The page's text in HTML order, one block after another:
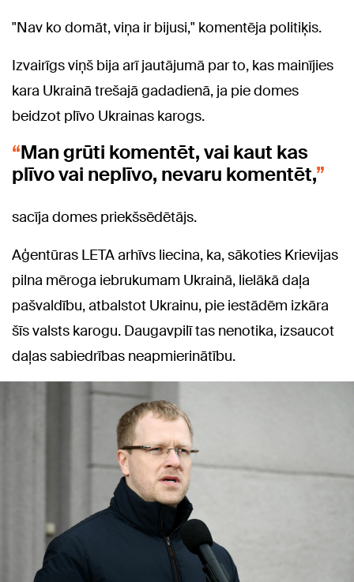
"Nav ko domāt, viņa ir bijusi," komentēja politiķis.
Izvairīgs viņš bija arī jautājumā par to, kas mainījies
kara Ukrainā trešajā gadadienā, ja pie domes
beidzot plīvo Ukrainas karogs.
Man grūti komentēt, vai kaut kas
plīvo vai neplīvo, nevaru komentēt,
sacīja domes priekšsēdētājs.
Aģentūras LETA arhīvs liecina, ka, sākoties Krievijas
pilna mēroga iebrukumam Ukrainā, lielākā daļa
pašvaldību, atbalstot Ukrainu, pie iestādēm izkāra
šīs valsts karogu. Daugavpilī tas nenotika, izsaucot
daļas sabiedrības neapmierinātību.